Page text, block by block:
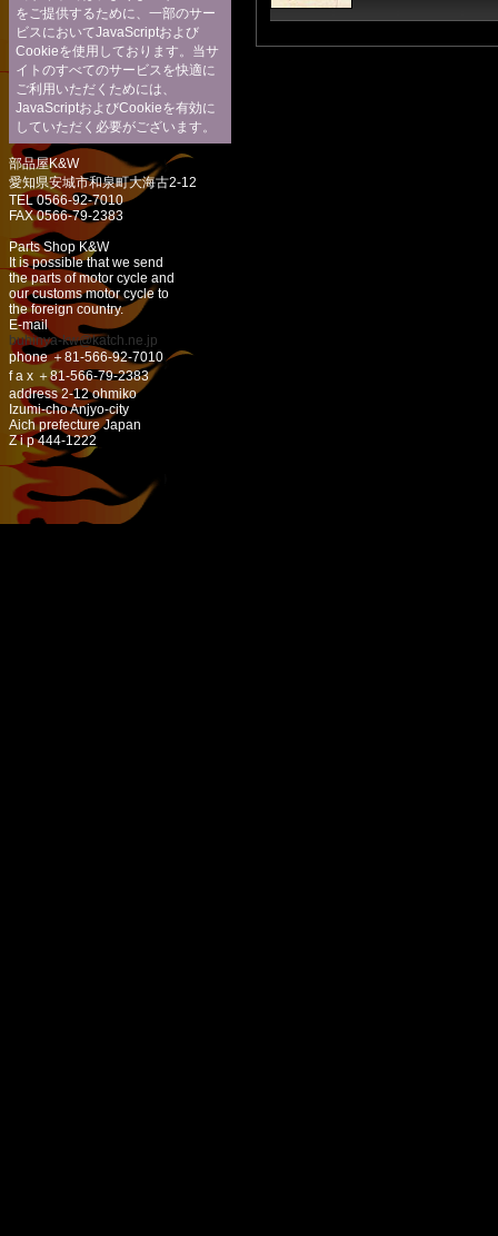
をご提供するために、一部のサー
ビスにおいてJavaScriptおよび
Cookieを使用しております。当サ
イトのすべてのサービスを快適に
ご利用いただくためには、
JavaScriptおよびCookieを有効に
していただく必要がございます。
部品屋K&W
愛知県安城市和泉町大海古2-12
TEL 0566-92-7010
FAX 0566-79-2383
Parts Shop K&W
It is possible that we send
the parts of motor cycle and
our customs motor cycle to
the foreign country.
E-mail
buhinya-kw@katch.ne.jp
phone ＋81-566-92-7010
f a x ＋81-566-79-2383
address 2-12 ohmiko
Izumi-cho Anjyo-city
Aich prefecture Japan
Z i p 444-1222